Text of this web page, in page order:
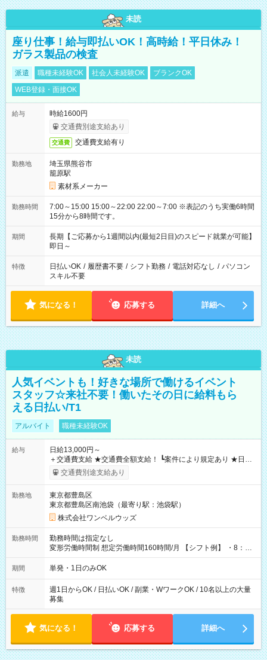
未読
座り仕事！給与即払いOK！高時給！平日休み！
ガラス製品の検査
派遣 職種未経験OK 社会人未経験OK
ブランクOK
WEB登録・面接OK
給与
時給1600円
交通費別途支給あり
交通費 交通費支給有り
勤務地
埼玉県熊谷市
籠原駅
素材系メーカー
勤務時間
7:00～15:00 15:00～22:00 22:00～7:00 ※表記のうち実働6時間
15分から8時間です。
期間
長期【ご応募から1週間以内(最短2日目)のスピード就業が可能】
即日～
特徴 日払いOK / 履歴書不要 / シフト勤務 / 電話対応なし / パソコン
スキル不要
気になる！ 応募する 詳細へ
未読
人気イベントも！好きな場所で働けるイベント
スタッフ☆来社不要！働いたその日に給料もら
える日払い/T1
アルバイト 職種未経験OK
給与
日給13,000円～
＋交通費支給 ★交通費全額支給！ ┗案件により規定あり ★日払
いOK！（規定あり） ┗働いたその日に現金GET♪ お仕事後はコ
ンビニATMから 日払い分を引き落とせます！ 【試用期間】試
交通費別途支給あり
勤務地
東京都豊島区
東京都豊島区南池袋（最寄り駅：池袋駅）
株式会社ワンベルウッズ
勤務時間
勤務時間は指定なし
変形労働時間制 想定労働時間160時間/月 【シフト例】 ・8：00
～21：00
期間 単発・1日のみOK
特徴
週1日からOK / 日払いOK / 副業・WワークOK / 10名以上の大量
募集
気になる！ 応募する 詳細へ